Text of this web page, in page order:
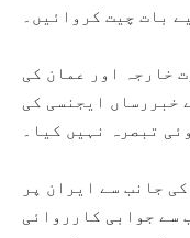
بات چیت کروائیں۔
خارجہ اور عمان کی
خبررساں ایجنسی کی
تبصرہ نہیں کیا۔
جانب سے ایران پر
سے جوابی کارروائی